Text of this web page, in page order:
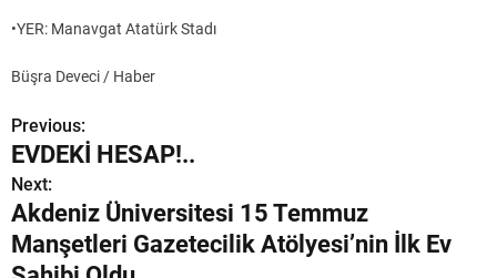
•YER: Manavgat Atatürk Stadı
Büşra Deveci / Haber
Y
a
z
ı
Previous:
EVDEKİ HESAP!..
Next:
Akdeniz Üniversitesi 15 Temmuz
Manşetleri Gazetecilik Atölyesi’nin İlk Ev